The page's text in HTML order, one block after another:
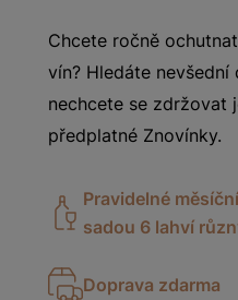
Chcete ročně
vín? Hledáte
nechcete se zdržovat
předplatné Znovínky.
Pravidelné
sadou 6 lahví
Doprava zdarma